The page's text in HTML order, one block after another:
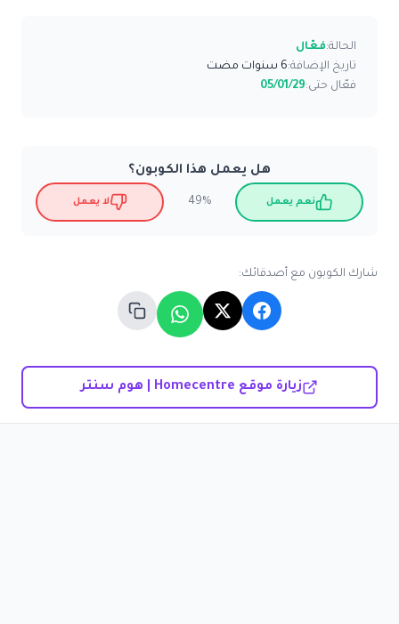
الحالة:فعّال
تاريخ الإضافة:6 سنوات مضت
فعّال حتى:05/01/29
هل يعمل هذا الكوبون؟
نعم يعمل 49% لا يعمل
شارك الكوبون مع أصدقائك:
زيارة موقع Homecentre | هوم سنتر